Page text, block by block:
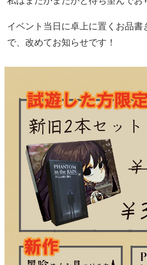
イベント当日に卓上に置くお品書
で、改めてお知らせです！